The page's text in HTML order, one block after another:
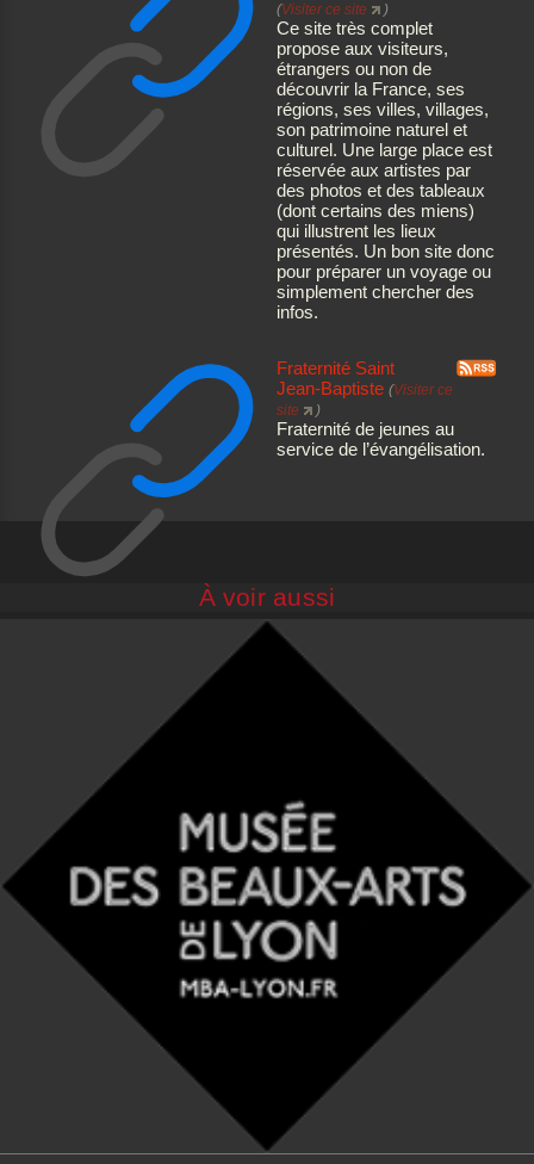
(Visiter ce site )
Ce site très complet
propose aux visiteurs,
étrangers ou non de
découvrir la France, ses
régions, ses villes, villages,
son patrimoine naturel et
culturel. Une large place est
réservée aux artistes par
des photos et des tableaux
(dont certains des miens)
qui illustrent les lieux
présentés. Un bon site donc
pour préparer un voyage ou
simplement chercher des
infos.
Fraternité Saint
Jean-Baptiste (Visiter ce
site
)
Fraternité de jeunes au
service de l’évangélisation.
À voir aussi